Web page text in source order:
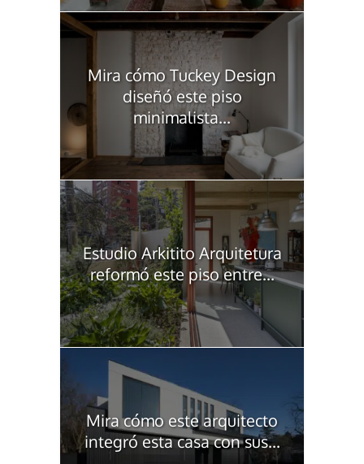
Mira cómo Tuckey Design
diseñó este piso
minimalista...
Estudio Arkitito Arquitetura
reformó este piso entre...
Mira cómo este arquitecto
integró esta casa con sus...